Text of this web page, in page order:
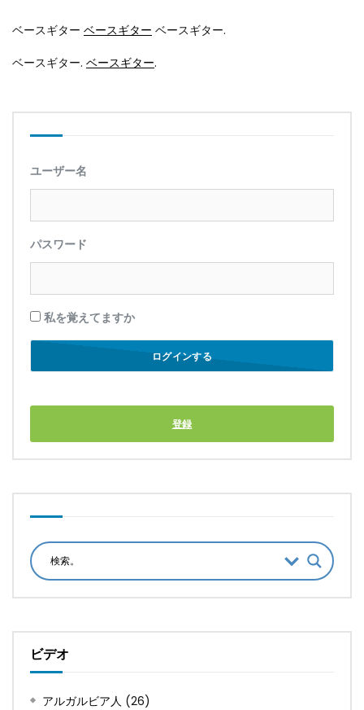
ベースギター ベースギター ベースギター.
ベースギター. ベースギター.
ユーザー名
パスワード
私を覚えてますか
登録
ビデオ
アルガルビア人 (26)